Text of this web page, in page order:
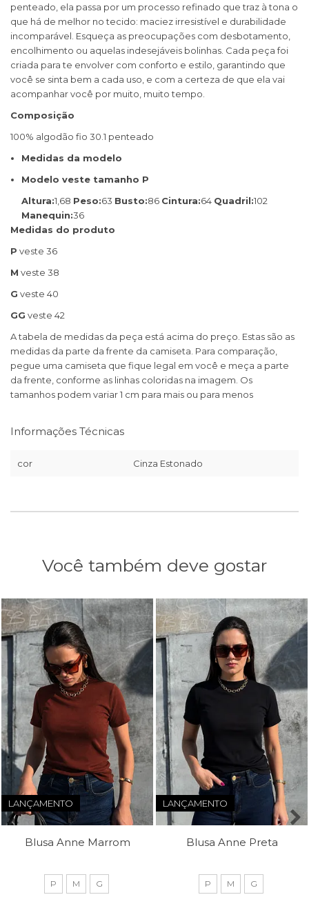
penteado, ela passa por um processo refinado que traz à tona o
que há de melhor no tecido: maciez irresistível e durabilidade
incomparável. Esqueça as preocupações com desbotamento,
encolhimento ou aquelas indesejáveis bolinhas. Cada peça foi
criada para te envolver com conforto e estilo, garantindo que
você se sinta bem a cada uso, e com a certeza de que ela vai
acompanhar você por muito, muito tempo.
Composição
100% algodão fio 30.1 penteado
Medidas da modelo
Modelo veste tamanho P
Altura:1,68 Peso:63 Busto:86 Cintura:64 Quadril:102
Manequin:36
Medidas do produto
P veste 36
M veste 38
G veste 40
GG veste 42
A tabela de medidas da peça está acima do preço. Estas são as
medidas da parte da frente da camiseta. Para comparação,
pegue uma camiseta que fique legal em você e meça a parte
da frente, conforme as linhas coloridas na imagem. Os
tamanhos podem variar 1 cm para mais ou para menos
Informações Técnicas
cor Cinza Estonado
Você também deve gostar
LANÇAMENTO
Blusa Anne Marrom
P M G
LANÇAMENTO
Blusa Anne Preta
P M G